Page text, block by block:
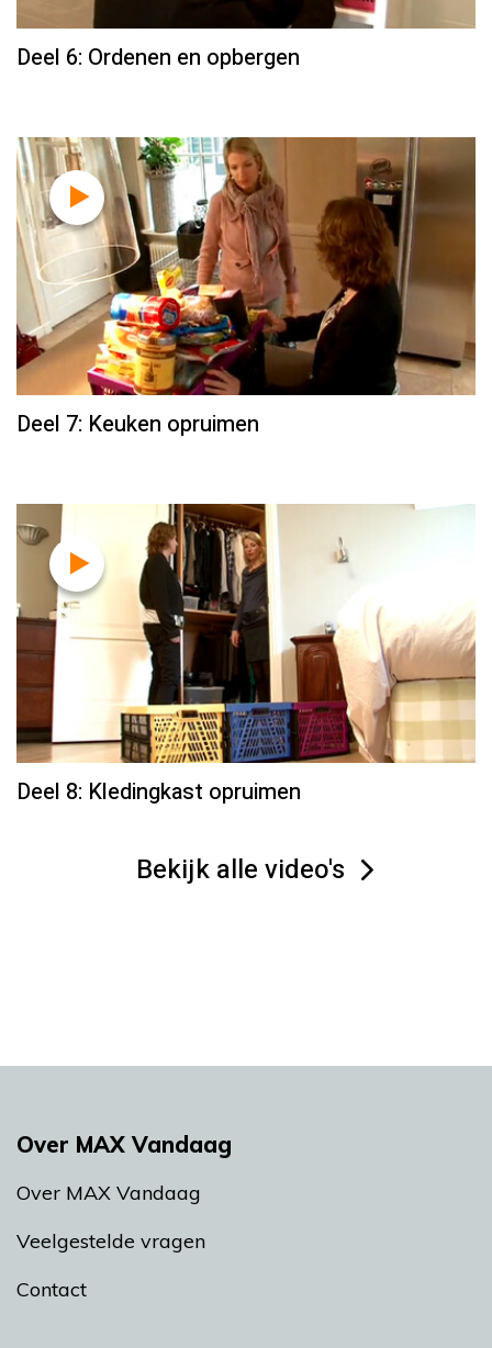
Deel 6: Ordenen en opbergen
Deel 7: Keuken opruimen
Deel 8: Kledingkast opruimen
Bekijk alle video's
Over MAX Vandaag
Over MAX Vandaag
Veelgestelde vragen
Contact